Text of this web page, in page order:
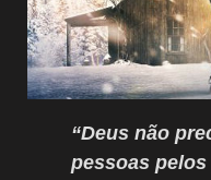
“Deus não
pessoas